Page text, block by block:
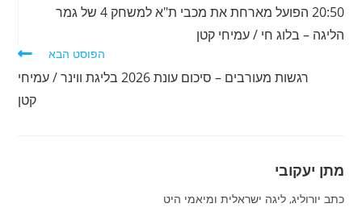
נוספים
20:50 הפועל מארחת את מכבי ת"א למשחק 4 של גמר
הליגה – בלוג חי / עמיחי קטן
הפוסט הבא
רגשות מעורבים – סיכום עונת 2026 בליגת ווינר / עמיחי
קטן
מתן יעקובי
כתב יורוליג, ליגה ישראלית ומיאמי היט